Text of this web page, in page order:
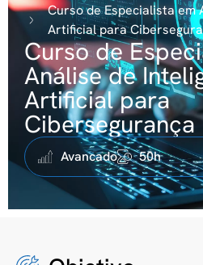
Curso de Especialista em
Artificial para
Curso de
Análise de
Artificial para
Cibersegurança
Avancado 50h